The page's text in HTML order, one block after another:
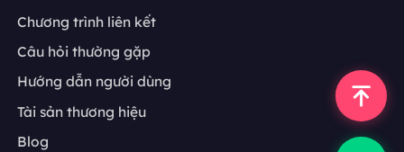
Chương trình liên kết
Câu hỏi thường gặp
Hướng dẫn người dùng
Tài sản thương hiệu
Blog